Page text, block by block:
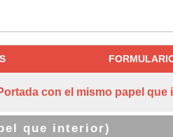
con el mismo papel que
que interior)